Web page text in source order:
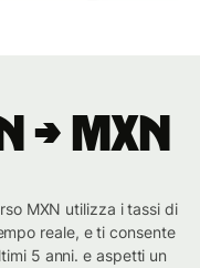
→ MXN
MXN utilizza i tassi di
reale, e ti consente
5 anni. e aspetti un